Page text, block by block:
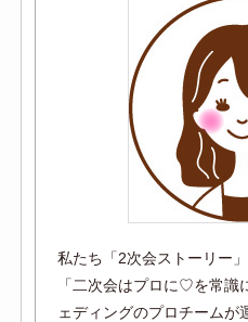
私たち「2次会ストーリー」
「二次会はプロに♡を常識
ェディングのプロチームが